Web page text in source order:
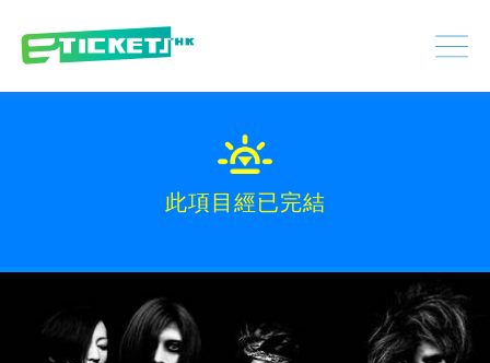
此項目經已完結